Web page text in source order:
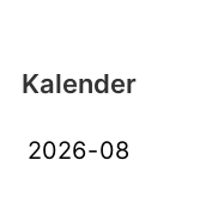
Kalender